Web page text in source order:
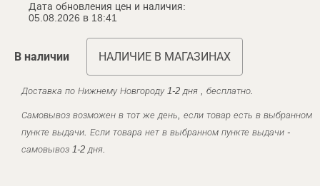
Дата обновления цен и наличия:
05.08.2026 в 18:41
В наличии НАЛИЧИЕ В МАГАЗИНАХ
Доставка по Нижнему Новгороду 1-2 дня , бесплатно.
Самовывоз возможен в тот же день, если товар есть в выбранном
пункте выдачи. Если товара нет в выбранном пункте выдачи -
самовывоз 1-2 дня.